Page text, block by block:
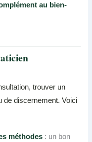
au bien-
trouver un
de discernement. Voici
méthodes : un bon